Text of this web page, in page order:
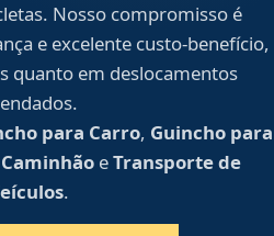
Nosso compromisso é
e excelente custo-benefício,
quanto em deslocamentos
para Carro, Guincho para
eTransporte de
.